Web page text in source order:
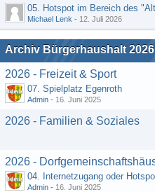
05. Hotspot im Bereich des
Michael Lenk - 12. Juli 2026
Archiv Bürgerhaushalt 2026
2026 - Freizeit & Sport
07. Spielplatz Egenroth
Admin - 16. Juni 2025
2026 - Familien & Soziales
2026 -
04. Internetzugang oder
Admin - 16. Juni 2025